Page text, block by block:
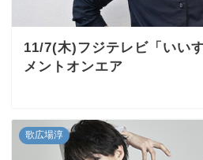
11/7(木)フジテレビ「いい
メントオンエア
歌広場淳